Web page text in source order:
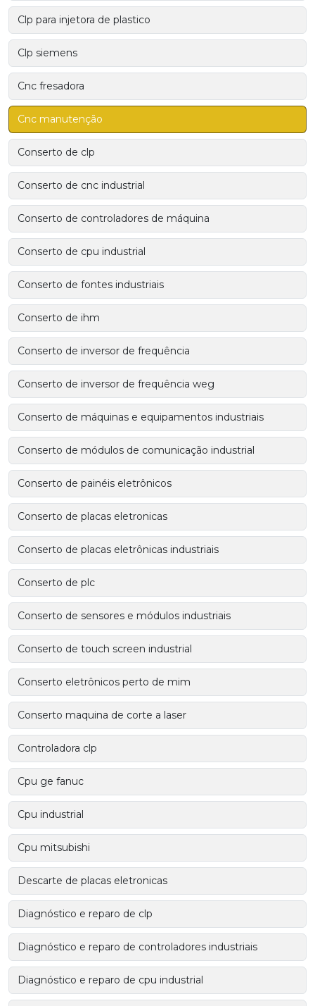
Clp para injetora de plastico
Clp siemens
Cnc fresadora
Cnc manutenção
Conserto de clp
Conserto de cnc industrial
Conserto de controladores de máquina
Conserto de cpu industrial
Conserto de fontes industriais
Conserto de ihm
Conserto de inversor de frequência
Conserto de inversor de frequência weg
Conserto de máquinas e equipamentos industriais
Conserto de módulos de comunicação industrial
Conserto de painéis eletrônicos
Conserto de placas eletronicas
Conserto de placas eletrônicas industriais
Conserto de plc
Conserto de sensores e módulos industriais
Conserto de touch screen industrial
Conserto eletrônicos perto de mim
Conserto maquina de corte a laser
Controladora clp
Cpu ge fanuc
Cpu industrial
Cpu mitsubishi
Descarte de placas eletronicas
Diagnóstico e reparo de clp
Diagnóstico e reparo de controladores industriais
Diagnóstico e reparo de cpu industrial